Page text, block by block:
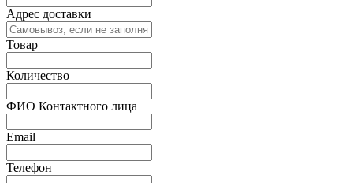
Адрес доставки
Товар
Количество
ФИО Контактного лица
Email
Телефон